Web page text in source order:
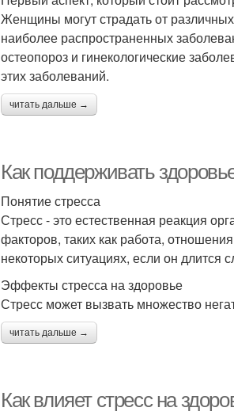
Женщины могут страдать от
наиболее распространенных
остеопороз и гинекологические
этих заболеваний.
читать дальше →
Как поддерживать
Понятие стресса
Стресс - это естественная реакция
факторов, таких как работа,
некоторых ситуациях, если он длится
Эффекты стресса на здоровье
Стресс может вызвать множество
читать дальше →
Как влияет стресс на